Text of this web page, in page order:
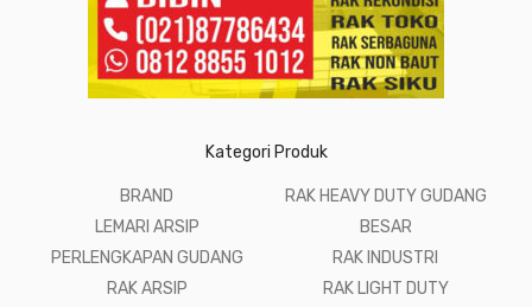
Kategori Produk
BRAND
LEMARI ARSIP
PERLENGKAPAN GUDANG
RAK ARSIP
RAK HEAVY DUTY GUDANG
BESAR
RAK INDUSTRI
RAK LIGHT DUTY